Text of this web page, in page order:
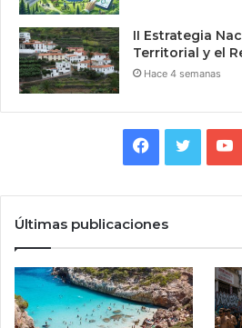
II Estrategia
Territorial y el
Hace 4 semanas
Facebook
Twitter
Últimas publicaciones